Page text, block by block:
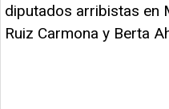
diputados arribistas en
Ruiz Carmona y Berta